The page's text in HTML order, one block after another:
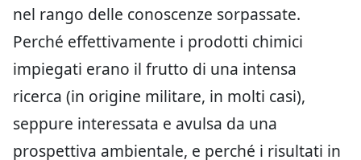
nel rango delle conoscenze sorpassate.
Perché effettivamente i prodotti chimici
impiegati erano il frutto di una intensa
ricerca (in origine militare, in molti casi),
seppure interessata e avulsa da una
prospettiva ambientale, e perché i risultati in